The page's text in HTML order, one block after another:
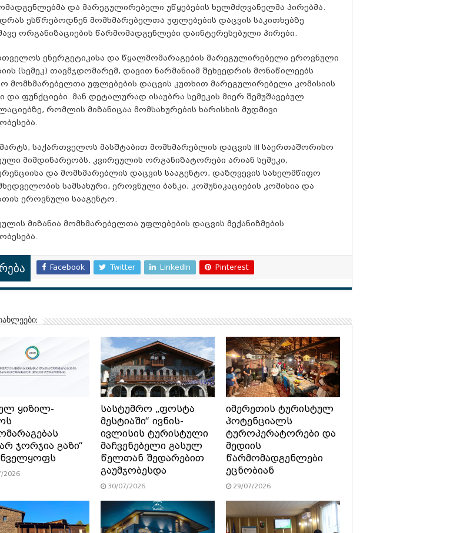
და მარეგულირებელი უწყებების ხელმძღვანელმა პირებმა.
ესწრებოდნენ მომხმარებელთა უფლებების დაცვის საკითხებზე
ორგანიზაციების წარმომადგენლები დაინტერესებული პირები.
ენერგეტიკისა და წყალმომარაგების მარეგულირებელი ეროვნული
(სემეკ) თავმჯდომარემ, დავით ნარმანიამ შეხვედრის მონაწილეებს
მომხმარებელთა უფლებების დაცვის კუთხით მარეგულირებელი კომისიის
ფუნქციები. მან დეტალურად ისაუბრა სემეკის მიერ შემუშავებულ
რომლის მიზანიცაა მომსახურების ხარისხის მუდმივი
მარტს, საქართველოს მასშტაბით მომხმარებლის დაცვის III საერთაშორისო
მიმდინარეობს. კვირეულის ორგანიზატორები არიან სემეკი,
და მომხმარებლის დაცვის სააგენტო, დაზღვევის სახელმწიფო
სამსახური, ეროვნული ბანკი, კომუნიკაციების კომისია და
ეროვნული სააგენტო.
მიზანია მომხმარებელთა უფლებების დაცვის მექანიზმების
Facebook Twitter LinkedIn Pinterest
ყიზილ-
ჯორჯია გაზი“
2026
სასტუმრო „ფოსტა
მესტიაში“ ივნის-
ივლისის ტურისტული
მაჩვენებელი გასულ
წელთან შედარებით
გაუმჯობესდა
30/07/2026
იმერეთის ტურისტულ
პოტენციალს
ტუროპერატორები და
მედიის
წარმომადგენლები
ეცნობიან
29/07/2026